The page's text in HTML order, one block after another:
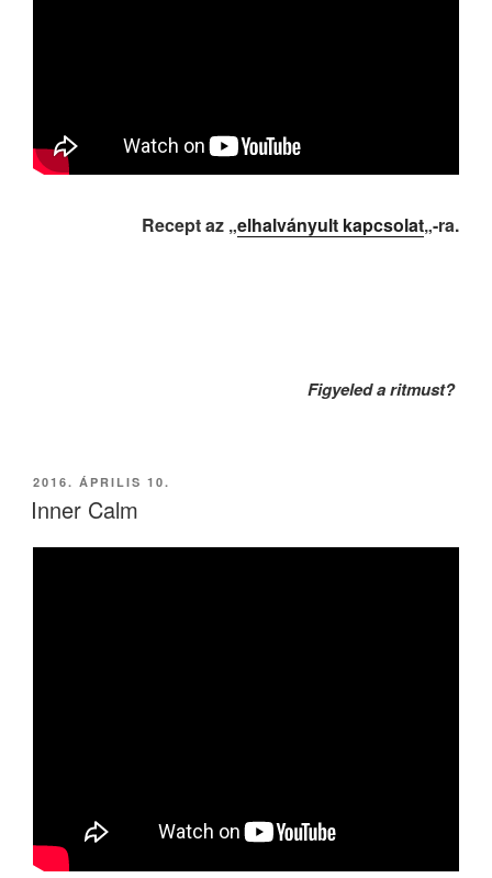
Recept az „elhalványult kapcsolat„-ra.
Figyeled a ritmust?
BEKÜLDVE:
2016. ÁPRILIS 10.
Inner Calm